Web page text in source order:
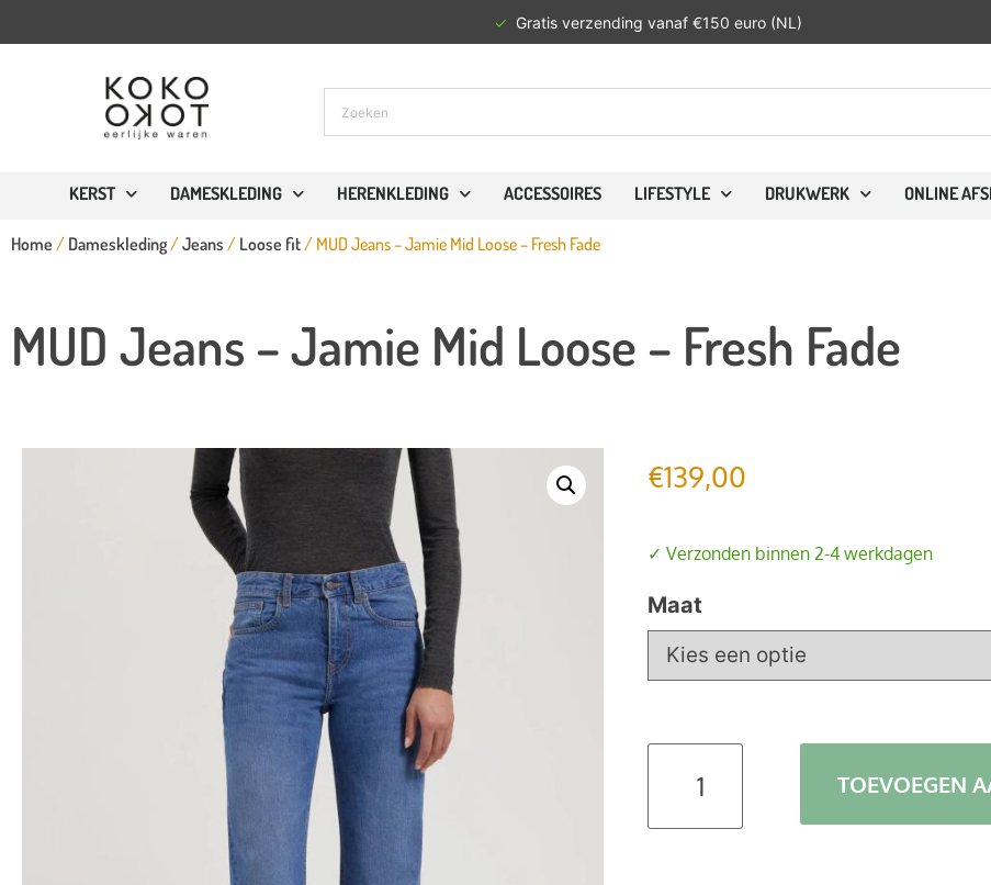
✓ Gratis verzending vanaf €150 euro (NL)
KERST DAMESKLEDING HERENKLEDING ACCESSOIRES LIFESTYLE DRUKWERK ONLINE
Home / Dameskleding/Jeans / Loose fit/ MUD Jeans – Jamie Mid Loose – Fresh Fade
MUD Jeans – Jamie Mid Loose – Fresh Fade
€139,00
✓ Verzonden binnen 2-4 werkdagen
Maat
TOEVOEGEN